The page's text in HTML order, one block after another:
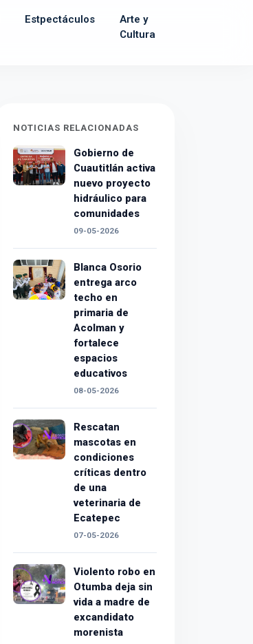
Estpectáculos
Arte y
Cultura
NOTICIAS RELACIONADAS
Gobierno de
Cuautitlán activa
nuevo proyecto
hidráulico para
comunidades
09-05-2026
Blanca Osorio
entrega arco
techo en
primaria de
Acolman y
fortalece
espacios
educativos
08-05-2026
Rescatan
mascotas en
condiciones
críticas dentro
de una
veterinaria de
Ecatepec
07-05-2026
Violento robo en
Otumba deja sin
vida a madre de
excandidato
morenista